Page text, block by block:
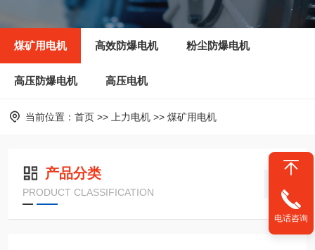
煤矿用电机 高效防爆电机 粉尘防爆电机
高压防爆电机 高压电机
当前位置： 首页 >> 上力电机 >> 煤矿用电机
产品分类
PRODUCT CLASSIFICATION
电话咨询